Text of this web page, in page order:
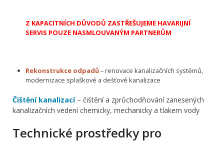
Z KAPACITNÍCH DŮVODŮ ZASTŘEŠUJEME HAVARIJNÍ
SERVIS POUZE NASMLOUVANÝM PARTNERŮM
Rekonstrukce odpadů– renovace kanalizačních systémů,
modernizace splaškové a dešťové kanalizace
Čištění kanalizací– čištění a zprůchodňování zanesených
kanalizačních vedení chemicky, mechanicky a tlakem vody
Technické prostředky pro